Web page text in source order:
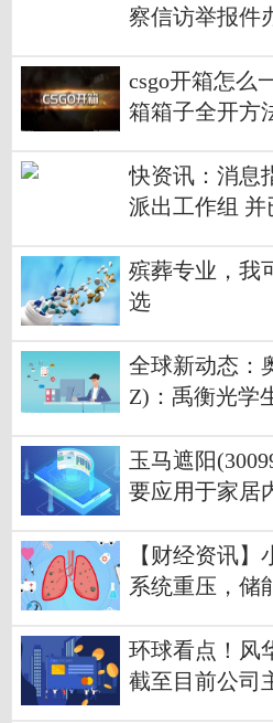
察信访举报件
csgo开箱怎么
箱箱子全开方
快资讯：消息
派出工作组
殡葬专业，我
选
全球新动态：
Z)：禹衡光学
直接给人形机
玉马遮阳
要应用于家居
阳领域
【财经资讯
系统重压，储
环球看点！风
截至目前公司